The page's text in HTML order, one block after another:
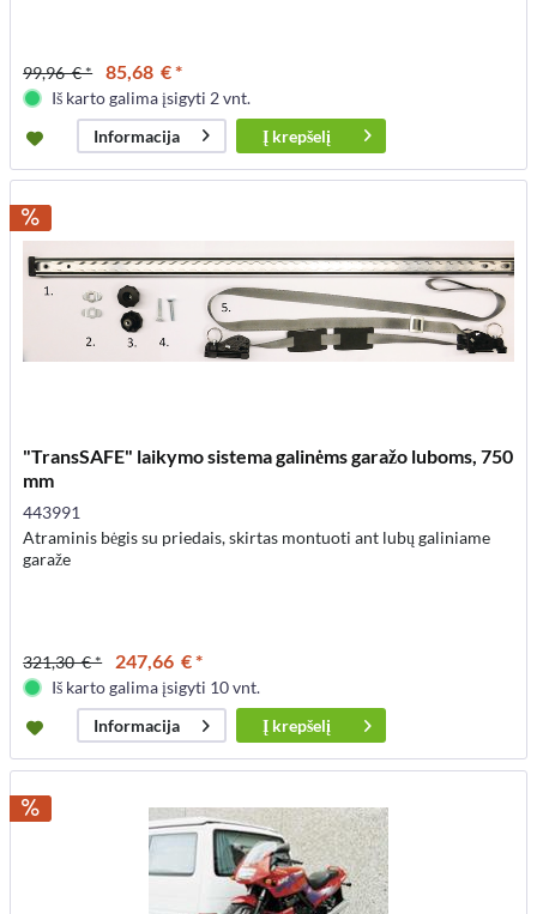
99,96 € * 85,68 € *
Iš karto galima įsigyti 2 vnt.
Informacija
Į krepšelį
"TransSAFE" laikymo sistema galinėms garažo luboms, 750
mm
443991
Atraminis bėgis su priedais, skirtas montuoti ant lubų galiniame
garaže
321,30 € * 247,66 € *
Iš karto galima įsigyti 10 vnt.
Informacija
Į krepšelį